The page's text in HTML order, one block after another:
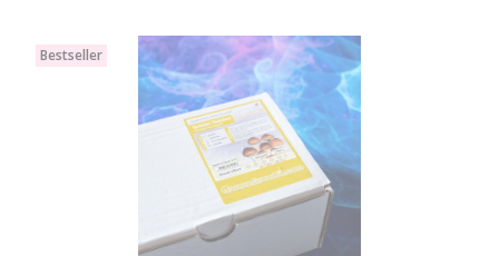
Bestseller